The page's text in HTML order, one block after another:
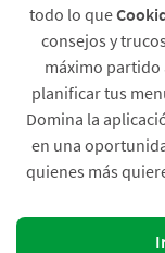
todo lo que
consejos y
máximo partido
planificar tus
Domina la
en una
quienes más